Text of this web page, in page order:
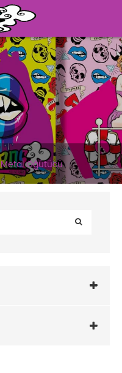
Metal Öğütücü